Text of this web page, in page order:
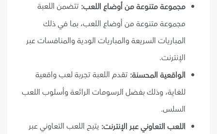
مجموعة متنوعة من أوضاع اللعب: تتضمن اللعبة
مجموعة متنوعة من أوضاع اللعب، بما في ذلك
المباريات السريعة والمباريات الودية والمنافسات عبر
الإنترنت.
الواقعية المحسنة: تقدم اللعبة تجربة لعب واقعية
للغاية، وذلك بفضل الرسومات الرائعة وأسلوب اللعب
السلس.
اللعب التعاوني عبر الإنترنت: يتيح اللعب التعاوني عبر